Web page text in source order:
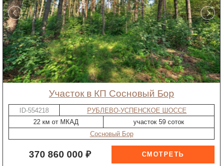
участок в КП Сосновый Бор
ID-554218
РУБЛЕВО-УСПЕНСКОЕ ШОССЕ
22 км от МКАД
участок 59 соток
Сосновый Бор
370 860 000 ₽